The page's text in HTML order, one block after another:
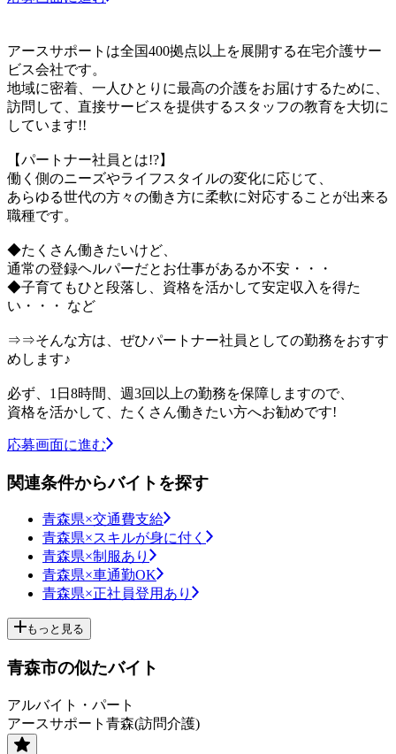
アースサポートは全国400拠点以上を展開する在宅介護サー
ビス会社です。
地域に密着、一人ひとりに最高の介護をお届けするために、
訪問して、直接サービスを提供するスタッフの教育を大切に
しています!!
【パートナー社員とは!?】
働く側のニーズやライフスタイルの変化に応じて、
あらゆる世代の方々の働き方に柔軟に対応することが出来る
職種です。
◆たくさん働きたいけど、
通常の登録ヘルパーだとお仕事があるか不安・・・
◆子育てもひと段落し、資格を活かして安定収入を得た
い・・・ など
⇒⇒そんな方は、ぜひパートナー社員としての勤務をおすす
めします♪
必ず、1日8時間、週3回以上の勤務を保障しますので、
資格を活かして、たくさん働きたい方へお勧めです!
応募画面に進む
関連条件からバイトを探す
青森県×交通費支給
青森県×スキルが身に付く
青森県×制服あり
青森県×車通勤OK
青森県×正社員登用あり
もっと見る
青森市の似たバイト
アルバイト・パート
アースサポート青森(訪問介護)